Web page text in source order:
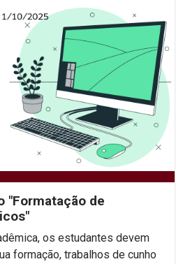
"Formatação de
os estudantes devem
formação, trabalhos de cunho